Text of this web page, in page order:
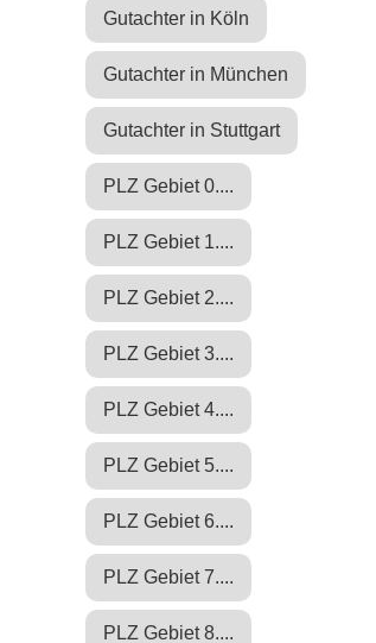
Gutachter in Köln
Gutachter in München
Gutachter in Stuttgart
PLZ Gebiet 0....
PLZ Gebiet 1....
PLZ Gebiet 2....
PLZ Gebiet 3....
PLZ Gebiet 4....
PLZ Gebiet 5....
PLZ Gebiet 6....
PLZ Gebiet 7....
PLZ Gebiet 8....